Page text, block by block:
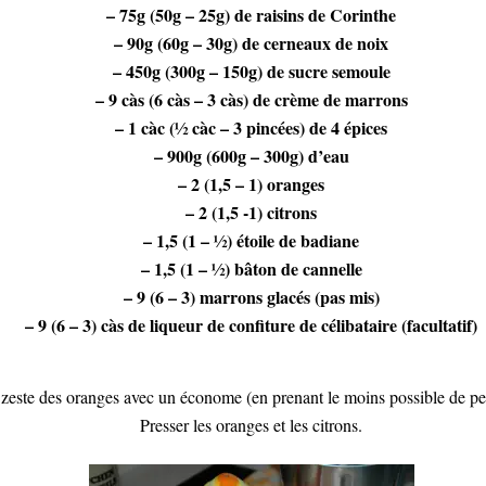
– 75g (50g – 25g) de raisins de Corinthe
– 90g (60g – 30g) de cerneaux de noix
– 450g (300g – 150g) de sucre semoule
– 9 càs (6 càs – 3 càs) de crème de marrons
– 1 càc (½ càc – 3 pincées) de 4 épices
– 900g (600g – 300g) d’eau
– 2 (1,5 – 1) oranges
– 2 (1,5 -1) citrons
– 1,5 (1 – ½) étoile de badiane
– 1,5 (1 – ½) bâton de cannelle
– 9 (6 – 3) marrons glacés (pas mis)
– 9 (6 – 3) càs de liqueur de confiture de célibataire (facultatif)
des orangesavec un économe (en prenant le moins possible de
Presserles oranges et les citrons.